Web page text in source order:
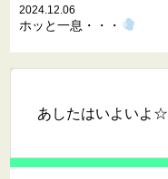
2024.12.06
ホッと一息・・・
あしたはいよいよ☆